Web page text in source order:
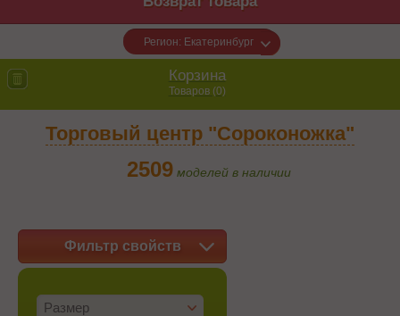
Регион: Екатеринбург
Корзина
Товаров (0)
Торговый центр "Сороконожка"
2509 моделей в наличии
Фильтр свойств
Размер